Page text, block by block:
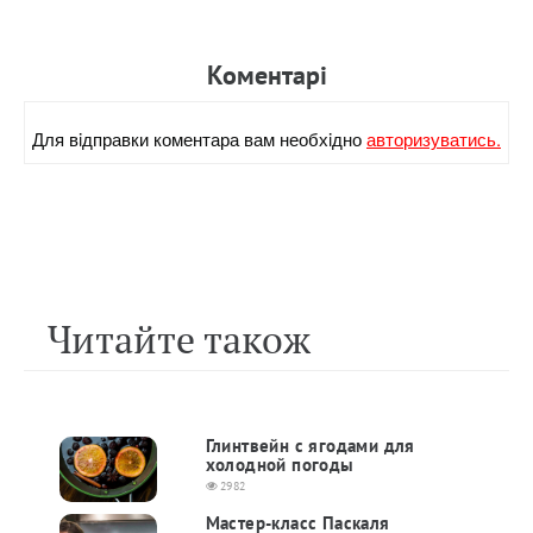
Коментарi
Для вiдправки коментара вам необхiдноавторизуватись.
Читайте також
Глинтвейн с ягодами для
холодной погоды
2982
Мастер-класс Паскаля